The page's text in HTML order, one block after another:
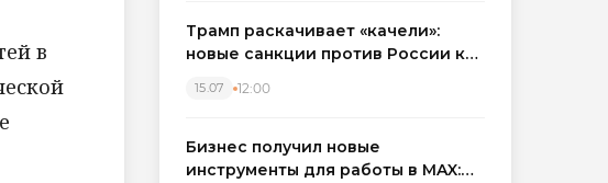
в
Трамп раскачивает «качели»:
новые санкции против России как
15.07 12:00
Бизнес получил новые
инструменты для работы в MAX: